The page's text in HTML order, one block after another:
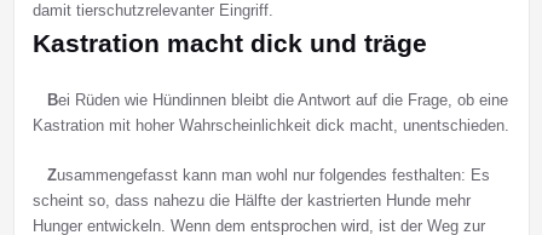
damit tierschutzrelevanter Eingriff.
Kastration macht dick und träge
Bei Rüden wie Hündinnen bleibt die Antwort auf die Frage, ob eine
Kastration mit hoher Wahrscheinlichkeit dick macht, unentschieden.
Zusammengefasst kann man wohl nur folgendes festhalten: Es
scheint so, dass nahezu die Hälfte der kastrierten Hunde mehr
Hunger entwickeln. Wenn dem entsprochen wird, ist der Weg zur